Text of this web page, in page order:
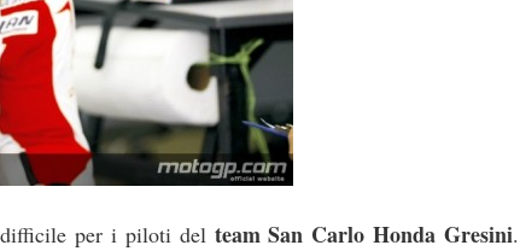
difficile per i piloti del team San Carlo Honda Gresini.